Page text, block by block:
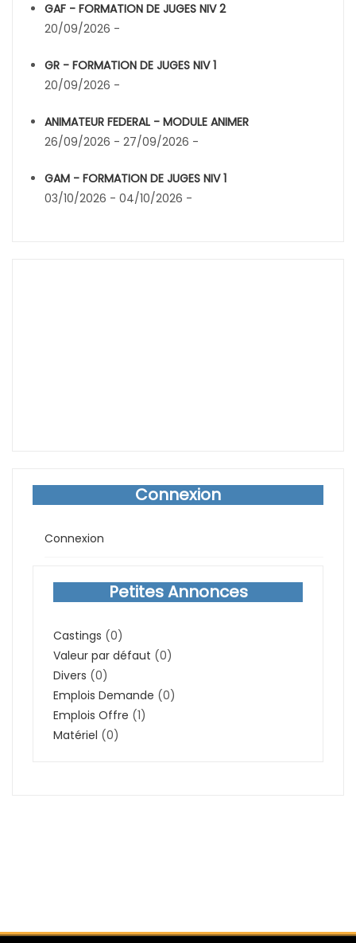
GAF - FORMATION DE JUGES NIV 2
20/09/2026 -
GR - FORMATION DE JUGES NIV 1
20/09/2026 -
ANIMATEUR FEDERAL - MODULE ANIMER
26/09/2026 - 27/09/2026 -
GAM - FORMATION DE JUGES NIV 1
03/10/2026 - 04/10/2026 -
Connexion
Connexion
Petites Annonces
Castings (0)
Valeur par défaut (0)
Divers (0)
Emplois Demande (0)
Emplois Offre (1)
Matériel (0)